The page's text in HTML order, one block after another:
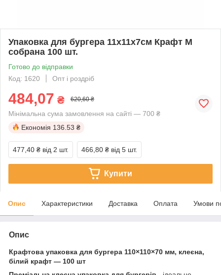
Упаковка для бургера 11х11х7см Крафт М
собрана 100 шт.
Готово до відправки
Код: 1620
Опт і роздріб
484,07 ₴ 620,60 ₴
Мінімальна сума замовлення на сайті — 700 ₴
Економія 136.53 ₴
477,40 ₴ від 2 шт. 466,80 ₴ від 5 шт.
Купити
Опис Характеристики Доставка Оплата Умови
Опис
Крафтова упаковка для бургера 110×110×70 мм, клеєна,
білий крафт — 100 шт